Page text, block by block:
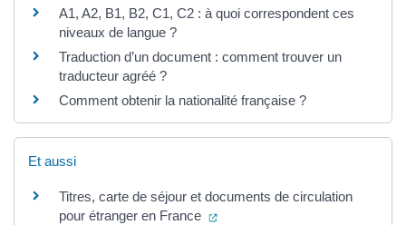
A1, A2, B1, B2, C1, C2 : à quoi correspondent ces
niveaux de langue ?
Traduction d’un document : comment trouver un
traducteur agréé ?
Comment obtenir la nationalité française ?
Et aussi
Titres, carte de séjour et documents de circulation
pour étranger en France
(ouverture dans un nouvel